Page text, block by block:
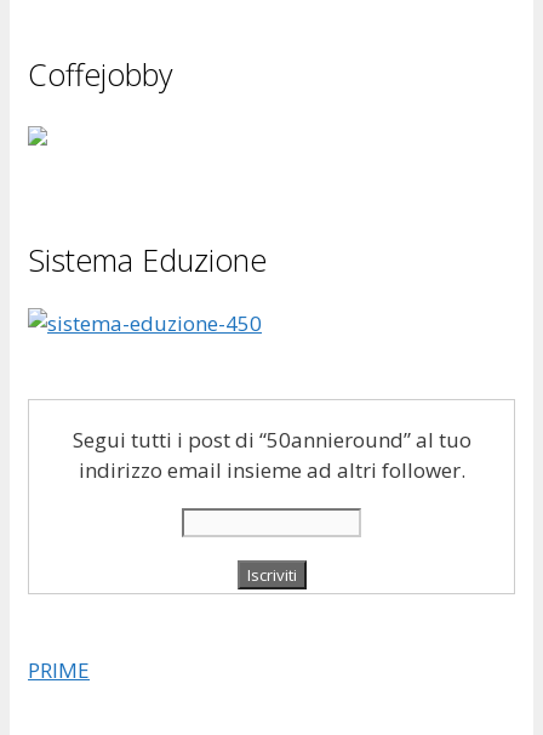
Coffejobby
Sistema Eduzione
Segui tutti i post di “50annieround” al tuo
indirizzo email insieme ad altri follower.
PRIME